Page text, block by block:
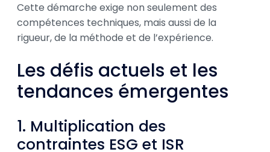
Cette démarche exige non seulement des
compétences techniques, mais aussi de la
rigueur, de la méthode et de l’expérience.
Les défis actuels et les
tendances émergentes
1. Multiplication des
contraintes ESG et ISR